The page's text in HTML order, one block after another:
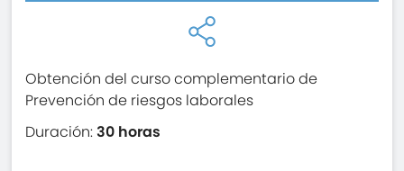
Obtención del curso complementario de
Prevención de riesgos laborales
Duración:30 horas